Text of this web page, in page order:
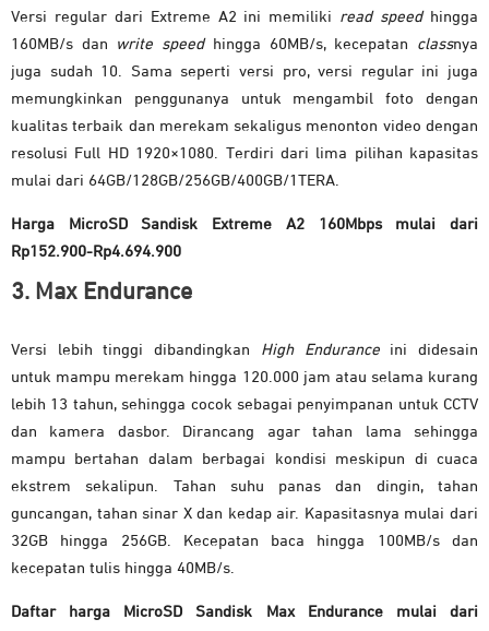
Versi regular dari Extreme A2 ini memiliki read speedhingga
160MB/s dan
write speedhingga 60MB/s, kecepatan classnya
juga sudah 10. Sama seperti versi pro, versi regular ini juga
memungkinkan penggunanya untuk mengambil foto dengan
kualitas terbaik dan merekam sekaligus menonton video dengan
resolusi Full HD 1920×1080. Terdiri dari lima pilihan kapasitas
mulai dari 64GB/128GB/256GB/400GB/1TERA.
Harga MicroSD Sandisk Extreme A2 160Mbps mulai dari
Rp152.900-Rp4.694.900
3. Max Endurance
Versi lebih tinggi dibandingkan High Enduranceini didesain
untuk mampu merekam hingga 120.000 jam atau selama kurang
lebih 13 tahun, sehingga cocok sebagai penyimpanan untuk CCTV
dan kamera dasbor. Dirancang agar tahan lama sehingga
mampu bertahan dalam berbagai kondisi meskipun di cuaca
ekstrem sekalipun. Tahan suhu panas dan dingin, tahan
guncangan, tahan sinar X dan kedap air. Kapasitasnya mulai dari
32GB hingga 256GB. Kecepatan baca hingga 100MB/s dan
kecepatan tulis hingga 40MB/s.
Daftar harga MicroSD Sandisk Max Endurance mulai dari